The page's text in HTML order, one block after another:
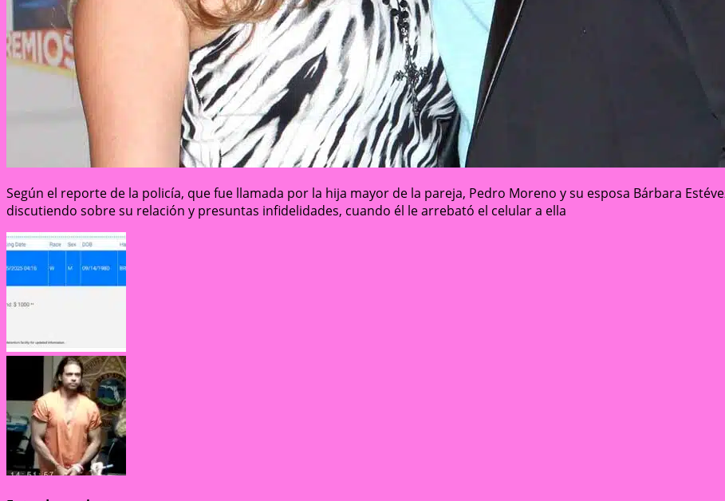
Según el reporte de la policía, que fue llamada por la hija mayor de la pareja, Pedro Moreno y su esposa Bárbara
discutiendo sobre su relación y presuntas infidelidades, cuando él le arrebató el celular a ella